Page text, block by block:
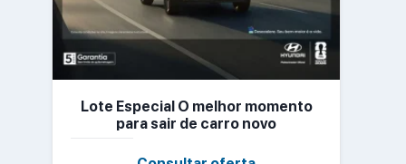
Lote Especial O melhor momento
para sair de carro novo